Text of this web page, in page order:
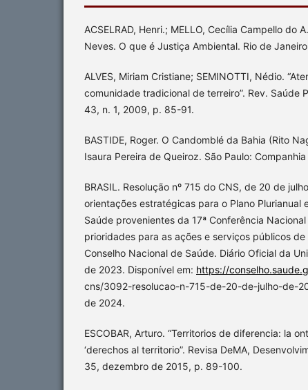
ACSELRAD, Henri.; MELLO, Cecília Campello do
Neves. O que é Justiça Ambiental. Rio de
ALVES, Miriam Cristiane; SEMINOTTI, Nédio.
comunidade tradicional de terreiro”. Rev. Saúde
43, n. 1, 2009, p. 85-91.
BASTIDE, Roger. O Candomblé da Bahia (Rito
Isaura Pereira de Queiroz. São Paulo:
BRASIL. Resolução nº 715 do CNS, de 20 de
orientações estratégicas para o Plano Plurianual
Saúde provenientes da 17ª Conferência
prioridades para as ações e serviços públicos
Conselho Nacional de Saúde. Diário Oficial da
de 2023. Disponível em: https://
cns/3092-resolucao-n-715-de-20-de-julho-de-
de 2024.
ESCOBAR, Arturo. “Territorios de diferencia: la
‘derechos al territorio”. Revisa DeMA,
35, dezembro de 2015, p. 89-100.